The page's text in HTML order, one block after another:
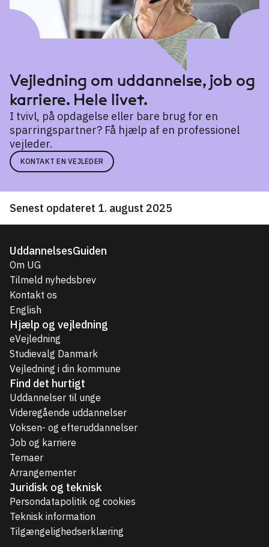
Vejledning om uddannelse, job og
karriere. Hele livet.
I tvivl, på opdagelse eller bare brug for en
sparringspartner? Få hjælp af en professionel
vejleder.
KONTAKT EN VEJLEDER
Senest opdateret 1. august 2025
UddannelsesGuiden
Om UG
Tilmeld nyhedsbrev
Kontakt os
English
Hjælp og vejledning
eVejledning
Studievalg Danmark
Vejledning i din kommune
Find det hurtigt
Uddannelser til unge
Videregående uddannelser
Voksen- og efteruddannelser
Job og karriere
Temaer
Arrangementer
Juridisk og teknisk
Persondatapolitik og cookies
Teknisk information
Tilgængelighedserklæring